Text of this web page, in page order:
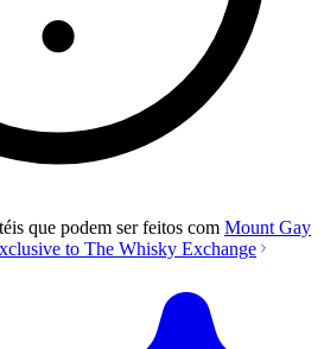
que podem ser feitos com Mount Gay
to The Whisky Exchange